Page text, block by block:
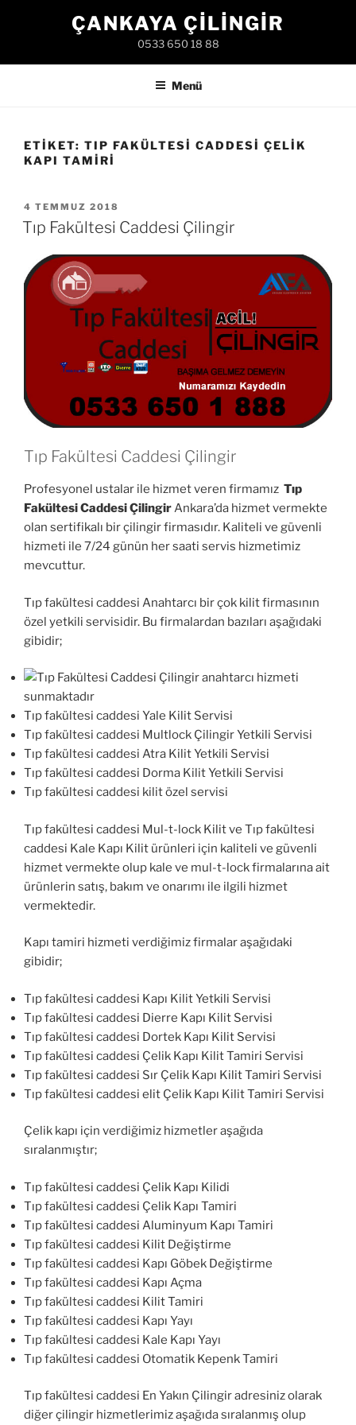
ÇANKAYA ÇILINGIR
0533 650 18 88
Menü
ETIKET: TIP FAKÜLTESI CADDESI ÇELIK
KAPI TAMIRI
YAYIM
TARIHI
4 TEMMUZ 2018
Tıp Fakültesi Caddesi Çilingir
Tıp Fakültesi Caddesi Çilingir
Profesyonel ustalar ile hizmet veren firmamız Tıp
Fakültesi Caddesi ÇilingirAnkara’da hizmet vermekte
olan sertifikalı bir çilingir firmasıdır. Kaliteli ve güvenli
hizmeti ile 7/24 günün her saati servis hizmetimiz
mevcuttur.
Tıp fakültesi caddesi Anahtarcı bir çok kilit firmasının
özel yetkili servisidir. Bu firmalardan bazıları aşağıdaki
gibidir;
Tıp fakültesi caddesi Yale Kilit Servisi
Tıp fakültesi caddesi Multlock Çilingir Yetkili Servisi
Tıp fakültesi caddesi Atra Kilit Yetkili Servisi
Tıp fakültesi caddesi Dorma Kilit Yetkili Servisi
Tıp fakültesi caddesi kilit özel servisi
Tıp fakültesi caddesi Mul-t-lock Kilit ve Tıp fakültesi
caddesi Kale Kapı Kilit ürünleri için kaliteli ve güvenli
hizmet vermekte olup kale ve mul-t-lock firmalarına ait
ürünlerin satış, bakım ve onarımı ile ilgili hizmet
vermektedir.
Kapı tamiri hizmeti verdiğimiz firmalar aşağıdaki
gibidir;
Tıp fakültesi caddesi Kapı Kilit Yetkili Servisi
Tıp fakültesi caddesi Dierre Kapı Kilit Servisi
Tıp fakültesi caddesi Dortek Kapı Kilit Servisi
Tıp fakültesi caddesi Çelik Kapı Kilit Tamiri Servisi
Tıp fakültesi caddesi Sır Çelik Kapı Kilit Tamiri Servisi
Tıp fakültesi caddesi elit Çelik Kapı Kilit Tamiri Servisi
Çelik kapı için verdiğimiz hizmetler aşağıda
sıralanmıştır;
Tıp fakültesi caddesi Çelik Kapı Kilidi
Tıp fakültesi caddesi Çelik Kapı Tamiri
Tıp fakültesi caddesi Aluminyum Kapı Tamiri
Tıp fakültesi caddesi Kilit Değiştirme
Tıp fakültesi caddesi Kapı Göbek Değiştirme
Tıp fakültesi caddesi Kapı Açma
Tıp fakültesi caddesi Kilit Tamiri
Tıp fakültesi caddesi Kapı Yayı
Tıp fakültesi caddesi Kale Kapı Yayı
Tıp fakültesi caddesi Otomatik Kepenk Tamiri
Tıp fakültesi caddesi En Yakın Çilingir adresiniz olarak
diğer çilingir hizmetlerimiz aşağıda sıralanmış olup